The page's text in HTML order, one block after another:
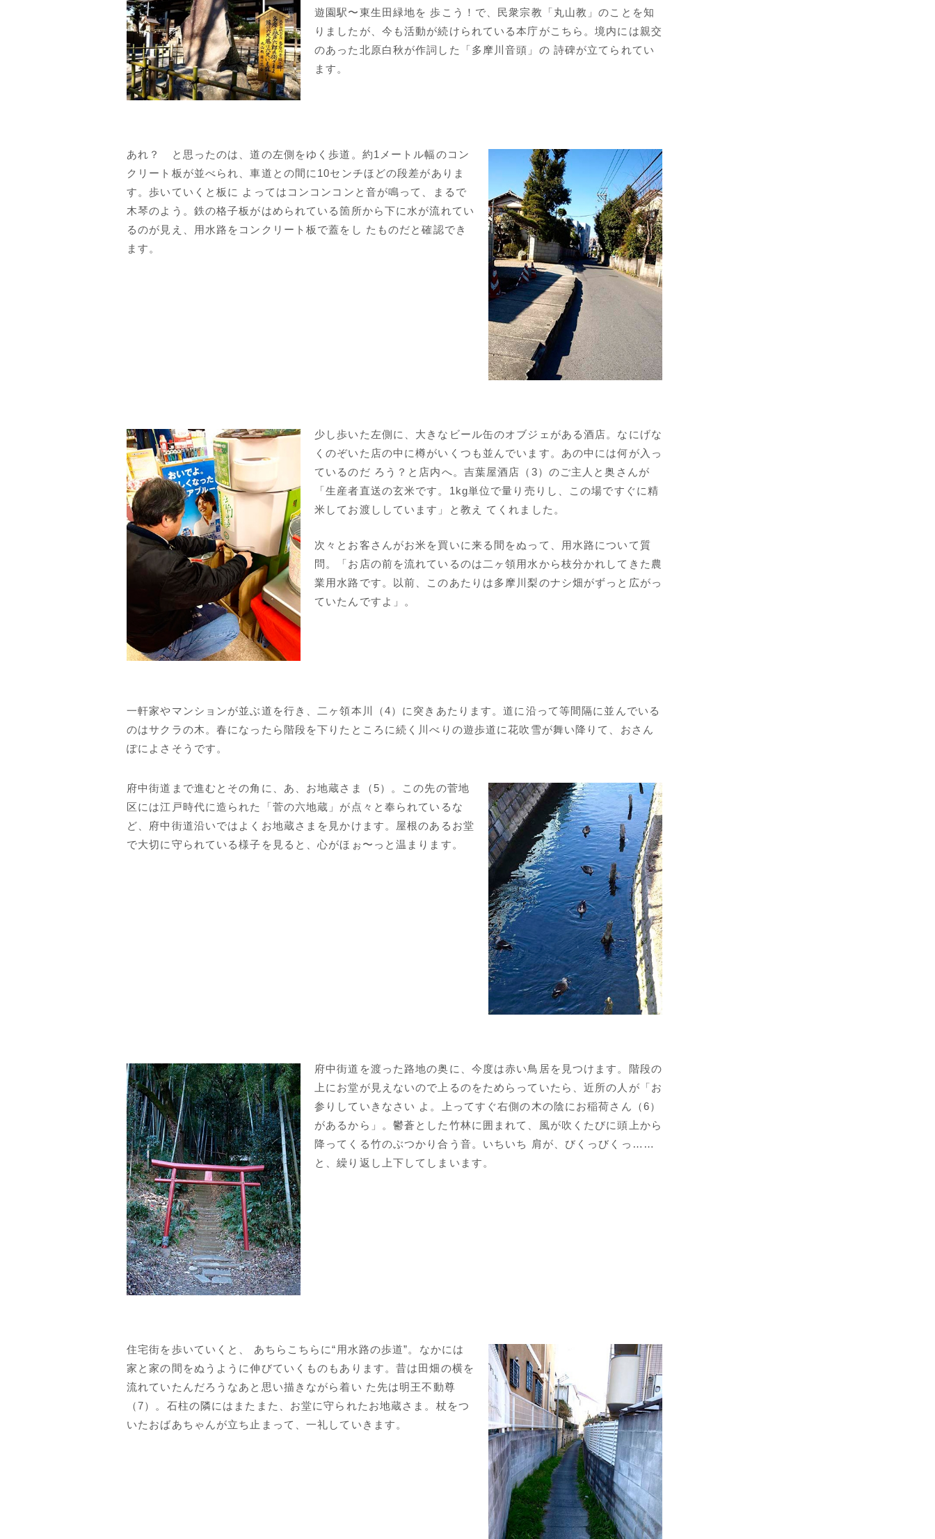
遊園駅〜東生田緑地を 歩こう！で、民衆宗教「丸山教」のことを知
りましたが、今も活動が続けられている本庁がこちら。境内には親交
のあった北原白秋が作詞した「多摩川音頭」の 詩碑が立てられてい
ます。
あれ？ と思ったのは、道の左側をゆく歩道。約1メートル幅のコン
クリート板が並べられ、車道との間に10センチほどの段差がありま
す。歩いていくと板に よってはコンコンコンと音が鳴って、まるで
木琴のよう。鉄の格子板がはめられている箇所から下に水が流れてい
るのが見え、用水路をコンクリート板で蓋をし たものだと確認でき
ます。
少し歩いた左側に、大きなビール缶のオブジェがある酒店。なにげな
くのぞいた店の中に樽がいくつも並んでいます。あの中には何が入っ
ているのだ ろう？と店内へ。吉葉屋酒店（3）のご主人と奥さんが
「生産者直送の玄米です。1kg単位で量り売りし、この場ですぐに精
米してお渡ししています」と教え てくれました。
次々とお客さんがお米を買いに来る間をぬって、用水路について質
問。「お店の前を流れているのは二ヶ領用水から枝分かれしてきた農
業用水路です。以前、このあたりは多摩川梨のナシ畑がずっと広がっ
ていたんですよ」。
一軒家やマンションが並ぶ道を行き、二ヶ領本川（4）に突きあたります。道に沿って等間隔に並んでいる
のはサクラの木。春になったら階段を下りたところに続く川べりの遊歩道に花吹雪が舞い降りて、おさん
ぽによさそうです。
府中街道まで進むとその角に、あ、お地蔵さま（5）。この先の菅地
区には江戸時代に造られた「菅の六地蔵」が点々と奉られているな
ど、府中街道沿いではよくお地蔵さまを見かけます。屋根のあるお堂
で大切に守られている様子を見ると、心がほぉ〜っと温まります。
府中街道を渡った路地の奥に、今度は赤い鳥居を見つけます。階段の
上にお堂が見えないので上るのをためらっていたら、近所の人が「お
参りしていきなさい よ。上ってすぐ右側の木の陰にお稲荷さん（6）
があるから」。鬱蒼とした竹林に囲まれて、風が吹くたびに頭上から
降ってくる竹のぶつかり合う音。いちいち 肩が、びくっびくっ……
と、繰り返し上下してしまいます。
住宅街を歩いていくと、 あちらこちらに“用水路の歩道”。なかには
家と家の間をぬうように伸びていくものもあります。昔は田畑の横を
流れていたんだろうなあと思い描きながら着い た先は明王不動尊
（7）。石柱の隣にはまたまた、お堂に守られたお地蔵さま。杖をつ
いたおばあちゃんが立ち止まって、一礼していきます。